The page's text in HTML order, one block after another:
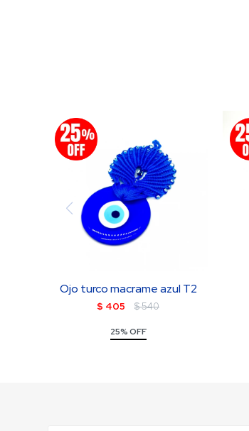
Ojo turco macrame azul T2
$ 405 $540
25% OFF